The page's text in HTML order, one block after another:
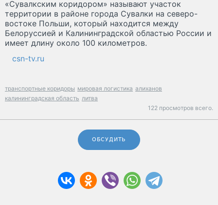
«Сувалкским коридором» называют участок
территории в районе города Сувалки на северо-
востоке Польши, который находится между
Белоруссией и Калининградской областью России и
имеет длину около 100 километров.
csn-tv.ru
транспортные коридоры мировая логистика алиханов
калининградская область литва
122 просмотров всего.
ОБСУДИТЬ